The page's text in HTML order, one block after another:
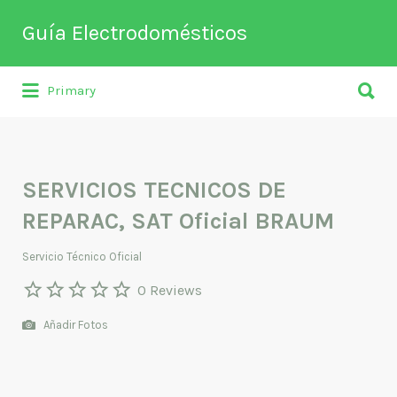
Guía Electrodomésticos
Directorio de empresas relacionadas
Buscar
por:
Primary
por:
SERVICIOS TECNICOS DE
REPARAC, SAT Oficial BRAUM
Servicio Técnico Oficial
0 Reviews
Añadir Fotos